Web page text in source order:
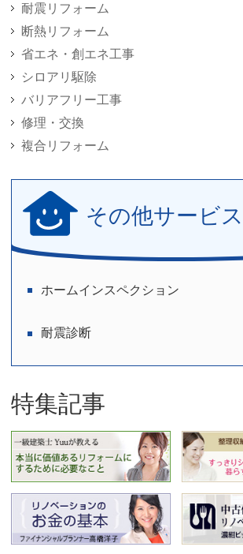
耐震リフォーム
断熱リフォーム
省エネ・創エネ工事
シロアリ駆除
バリアフリー工事
修理・交換
複合リフォーム
その他サービス
ホームインスペクション
耐震診断
特集記事